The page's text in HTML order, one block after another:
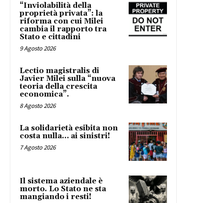
“Inviolabilità della
proprietà privata”: la
riforma con cui Milei
cambia il rapporto tra
Stato e cittadini
9 Agosto 2026
Lectio magistralis di
Javier Milei sulla “nuova
teoria della crescita
economica”.
8 Agosto 2026
La solidarietà esibita non
costa nulla… ai sinistri!
7 Agosto 2026
Il sistema aziendale è
morto. Lo Stato ne sta
mangiando i resti!